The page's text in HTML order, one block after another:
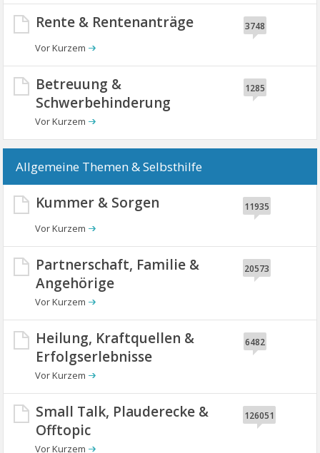
Rente & Rentenanträge 3748
Betreuung &
Schwerbehinderung
1285
Allgemeine Themen & Selbsthilfe
Kummer & Sorgen 11935
Partnerschaft, Familie &
Angehörige
20573
Heilung, Kraftquellen &
Erfolgserlebnisse
6482
Small Talk, Plauderecke &
Offtopic
126051